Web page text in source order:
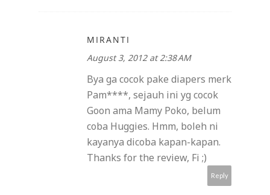
MIRANTI
August 3, 2012 at 2:38 AM
Bya ga cocok pake diapers merk
Pam****, sejauh ini yg cocok
Goon ama Mamy Poko, belum
coba Huggies. Hmm, boleh ni
kayanya dicoba kapan-kapan.
Thanks for the review, Fi ;)
Reply